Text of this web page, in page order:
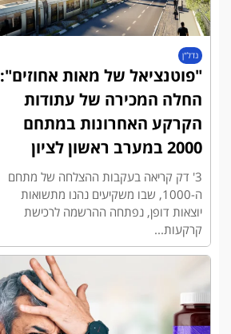
נדל"ן
"פוטנציאל של מאות אחוזים":
החלה המכירה של עתודות
הקרקע האחרונות במתחם
2000 במערב ראשון לציון
3' דק קריאה בעקבות ההצלחה של מתחם
ה-1000, שבו משקיעים נהנו מתשואות
יוצאות דופן, נפתחה ההרשמה לרכישת
קרקעות...